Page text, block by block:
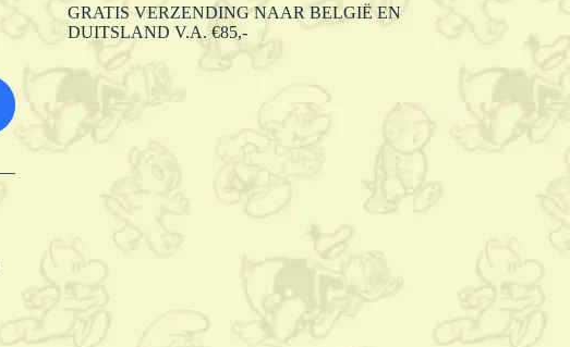
GRATIS VERZENDING NAAR BELGIË EN
DUITSLAND V.A. €85,-